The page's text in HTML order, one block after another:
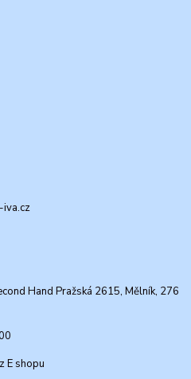
iva.cz
Hand Pražská 2615, Mělník, 276
E shopu